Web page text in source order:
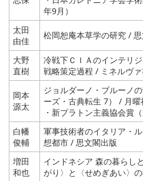
年9月）
太田
由佳
松岡恕庵本草学の研究 /
大野
直樹
冷戦下ＣＩＡのインテリ
戦略策定過程 / ミネルヴ
岡本
源太
ジョルダーノ・ブルーノ
ーズ・古典転生 7） / 月曜
・新プラトン主義協会賞
白幡
俊輔
軍事技術者のイタリア・
想都市 / 思文閣出版
増田
和也
インドネシア 森の暮らし
がり〉と〈せめぎあい〉